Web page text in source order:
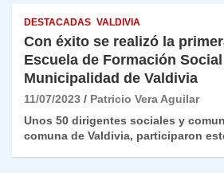
DESTACADAS VALDIVIA
Con éxito se realizó la
Escuela de Formación
Municipalidad de Valdivia
11/07/2023
Patricio Vera Aguilar
Unos 50 dirigentes sociales y
comuna de Valdivia, participaron